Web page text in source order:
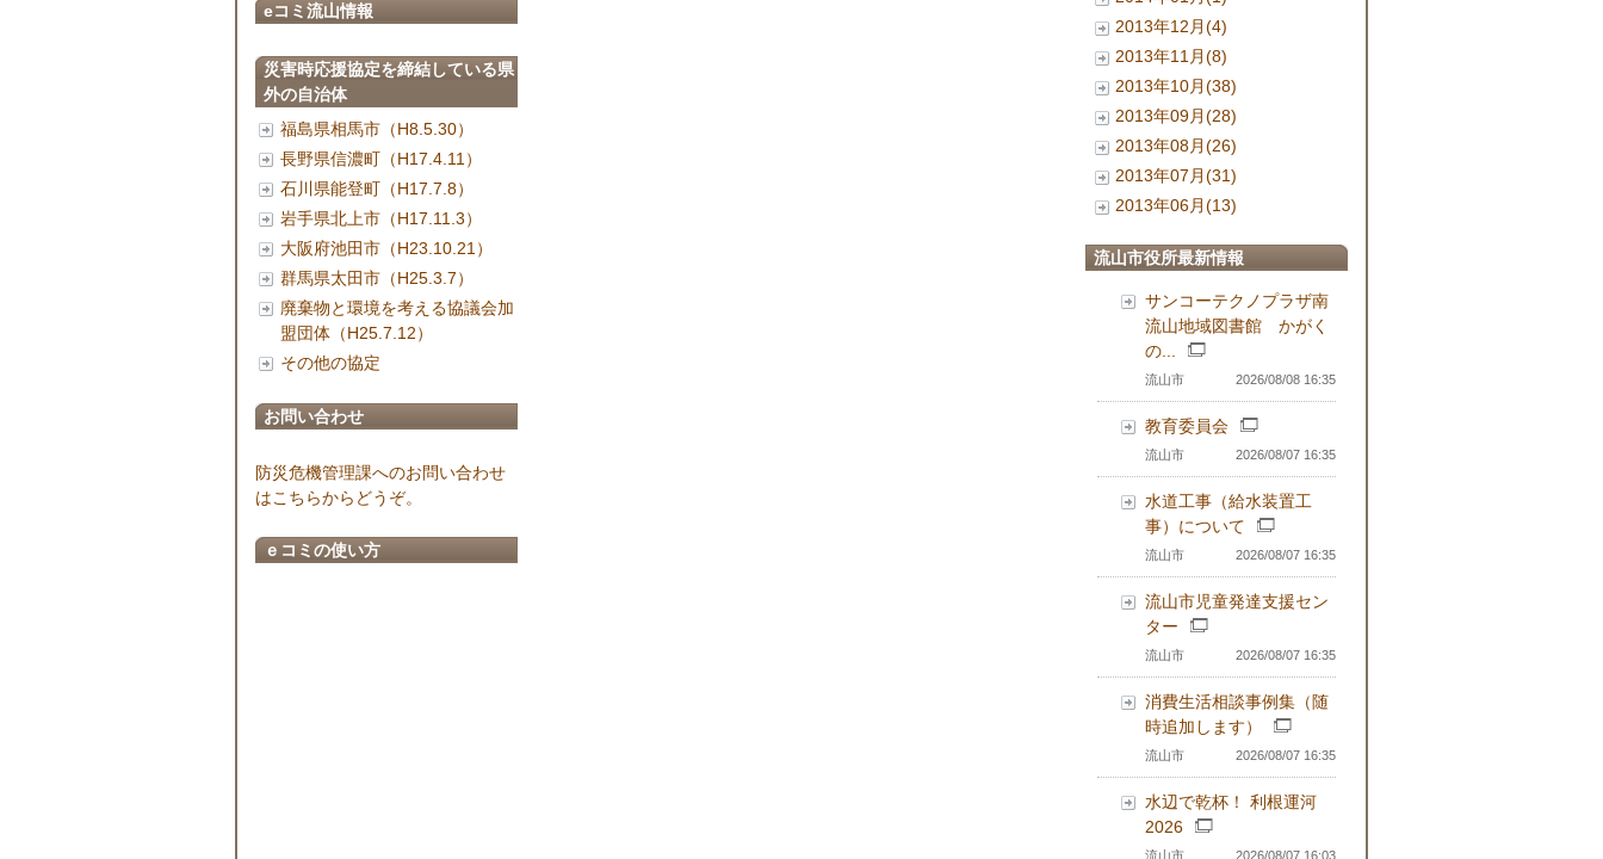
eコミ流山情報
災害時応援協定を締結している県
外の自治体
福島県相馬市（H8.5.30）
長野県信濃町（H17.4.11）
石川県能登町（H17.7.8）
岩手県北上市（H17.11.3）
大阪府池田市（H23.10.21）
群馬県太田市（H25.3.7）
廃棄物と環境を考える協議会加
盟団体（H25.7.12）
その他の協定
お問い合わせ
防災危機管理課へのお問い合わせ
はこちらからどうぞ。
ｅコミの使い方
2013年12月(4)
2013年11月(8)
2013年10月(38)
2013年09月(28)
2013年08月(26)
2013年07月(31)
2013年06月(13)
流山市役所最新情報
サンコーテクノプラザ南
流山地域図書館 かがく
の...
流山市 2026/08/08 16:35
教育委員会
流山市 2026/08/07 16:35
水道工事（給水装置工
事）について
流山市 2026/08/07 16:35
流山市児童発達支援セン
ター
流山市 2026/08/07 16:35
消費生活相談事例集（随
時追加します）
流山市 2026/08/07 16:35
水辺で乾杯！ 利根運河
2026
流山市 2026/08/07 16:03